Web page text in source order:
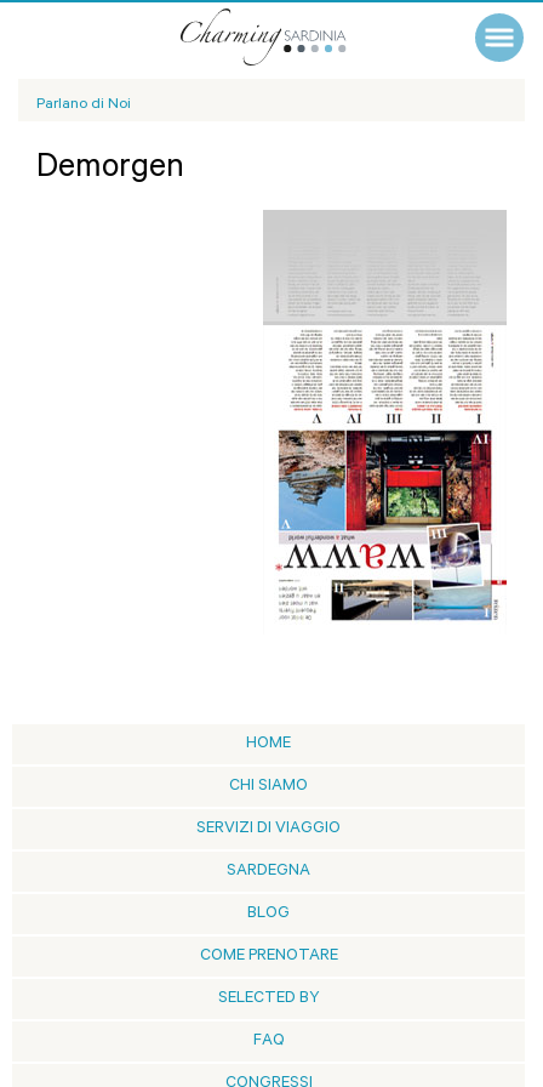
Parlano di Noi
Demorgen
HOME
CHI SIAMO
SERVIZI DI VIAGGIO
SARDEGNA
BLOG
COME PRENOTARE
SELECTED BY
FAQ